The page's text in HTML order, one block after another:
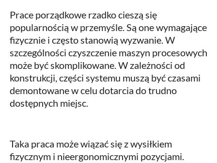
Prace porządkowe rzadko cieszą się
popularnością w przemyśle. Są one wymagające
fizycznie i często stanowią wyzwanie. W
szczególności czyszczenie maszyn procesowych
może być skomplikowane. W zależności od
konstrukcji, części systemu muszą być czasami
demontowane w celu dotarcia do trudno
dostępnych miejsc.
Taka praca może wiązać się z wysiłkiem
fizycznym i nieergonomicznymi pozycjami.